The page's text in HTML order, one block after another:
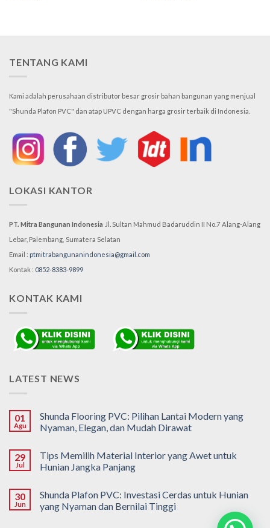
TENTANG KAMI
Kami adalah perusahaan distributor besar grosir bahan bangunan yang menjual
"Shunda Plafon PVC" dan atap UPVC dengan harga grosir terbaik di Indonesia.
LOKASI KANTOR
PT. Mitra Bangunan Indonesia Jl. Sultan Mahmud Badaruddin II No.7 Alang-Alang
Lebar, Palembang, Sumatera Selatan
Email : ptmitrabangunanindonesia@gmail.com
Kontak : 0852-8383-9899
KONTAK KAMI
LATEST NEWS
01
Agu
Shunda Flooring PVC: Pilihan Lantai Modern yang
Nyaman, Elegan, dan Mudah Dirawat
29
Jul
Tips Memilih Material Interior yang Awet untuk
Hunian Jangka Panjang
30
Jun
Shunda Plafon PVC: Investasi Cerdas untuk Hunian
yang Nyaman dan Bernilai Tinggi